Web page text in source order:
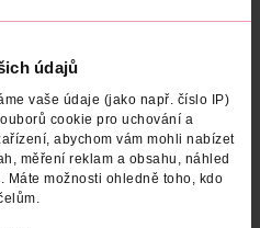
údajů
vaše údaje (jako např. číslo IP)
cookie pro uchování a
abychom vám mohli nabízet
měření reklam a obsahu, náhled
Máte možnosti ohledně toho, kdo
ks Hibiscus Hyperspace
Duck 72 ml
99.90 Kč
DO KOŠÍKU